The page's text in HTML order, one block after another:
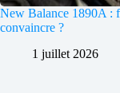
New Balance 1890A :
convaincre ?
1 juillet 2026